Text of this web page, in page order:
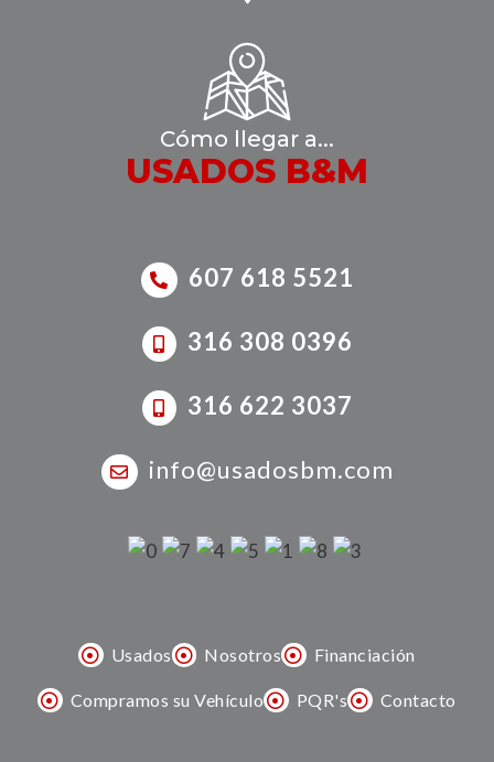
Cómo llegar a...
USADOS B&M
607 618 5521
316 308 0396
316 622 3037
info@usadosbm.com
Usados Nosotros Financiación
Compramos su Vehículo PQR's Contacto